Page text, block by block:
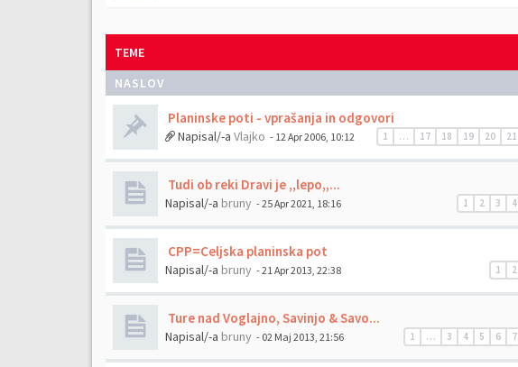
TEME
NASLOV
Planinske poti - vprašanja in odgovori
1 … 17 18 19 20 21
Napisal/-a Vlajko - 12 Apr 2006, 10:12
Tudi ob reki Dravi je ,,lepo,,...
1 2 3 4
Napisal/-a bruny - 25 Apr 2021, 18:16
CPP=Celjska planinska pot
1 2
Napisal/-a bruny - 21 Apr 2013, 22:38
Ture nad Voglajno, Savinjo & Savo...
1 … 3 4 5 6 7
Napisal/-a bruny - 02 Maj 2013, 21:56